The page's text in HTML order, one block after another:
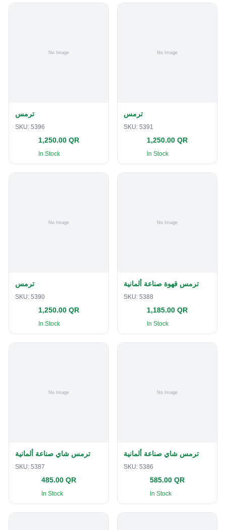
ترمس
SKU: 5396
1,250.00 QR
In Stock
ترمس
SKU: 5391
1,250.00 QR
In Stock
ترمس
SKU: 5390
1,250.00 QR
In Stock
ترمس قهوة صناعة ألمانية
SKU: 5388
1,185.00 QR
In Stock
ترمس شاي صناعة ألمانية
SKU: 5387
485.00 QR
In Stock
ترمس شاي صناعة ألمانية
SKU: 5386
585.00 QR
In Stock